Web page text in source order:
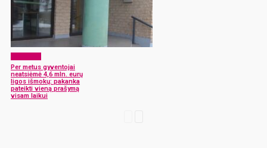
Per metus gyventojai
neatsiėmė 4,6 mln. eurų
ligos išmokų: pakanka
pateikti vieną prašymą
visam laikui